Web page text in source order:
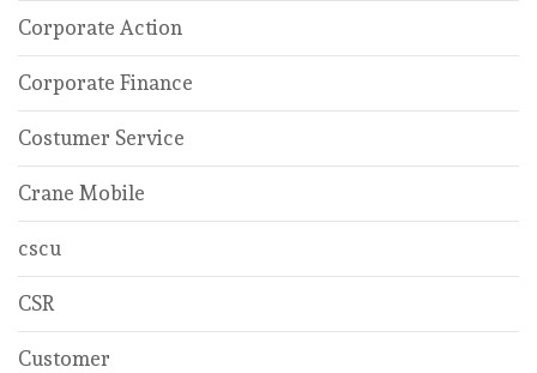
Corporate Action
Corporate Finance
Costumer Service
Crane Mobile
cscu
CSR
Customer